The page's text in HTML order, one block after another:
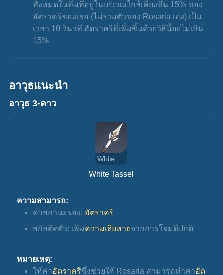
ทั้งหมดในทีมที่อยู่ในบริเวณใกล้เคียงขึ้น 15% ของ
อัตราคริของเธอ (ไม่รวมตัวของ Rosaria เอง) เป็น
เวลา 10 วินาที อัตราคริที่เพิ่มขึ้นด้วยวิธีนี้จะไม่เกิน
15%
อาวุธแนะนำ
อาวุธ 3-ดาว
White Tassel
White Tassel
ความสามารถ:
ค่าสถานะรอง: อัตราคริ
สกิลติดตัว: เพิ่มความเสียหายจากการโจมตีปกติ
หมายเหตุ:
ให้ค่าอัตราคริซึ่งช่วยให้ Rosaria สามารถทำค่าอัต